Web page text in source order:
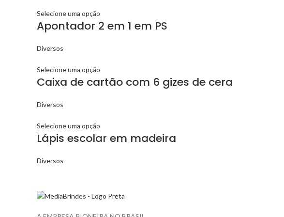
Selecione uma opção
Apontador 2 em 1 em PS
Diversos
Selecione uma opção
Caixa de cartão com 6 gizes de cera
Diversos
Selecione uma opção
Lápis escolar em madeira
Diversos